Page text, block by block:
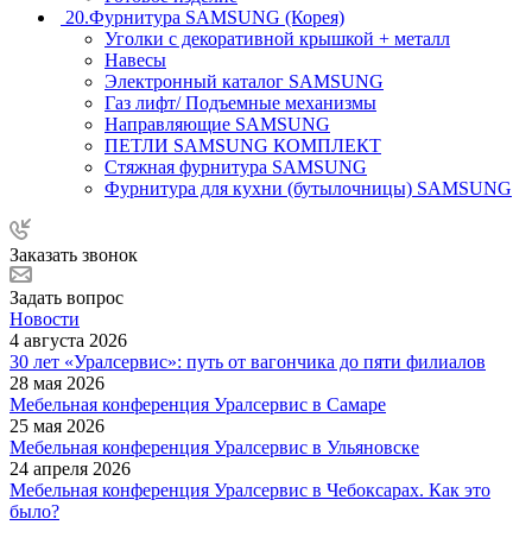
20.Фурнитура SAMSUNG (Корея)
Уголки с декоративной крышкой + металл
Навесы
Электронный каталог SAMSUNG
Газ лифт/ Подъемные механизмы
Направляющие SAMSUNG
ПЕТЛИ SAMSUNG КОМПЛЕКТ
Стяжная фурнитура SAMSUNG
Фурнитура для кухни (бутылочницы) SAMSUNG
Заказать звонок
Задать вопрос
Новости
4 августа 2026
30 лет «Уралсервис»: путь от вагончика до пяти филиалов
28 мая 2026
Мебельная конференция Уралсервис в Самаре
25 мая 2026
Мебельная конференция Уралсервис в Ульяновске
24 апреля 2026
Мебельная конференция Уралсервис в Чебоксарах. Как это
было?